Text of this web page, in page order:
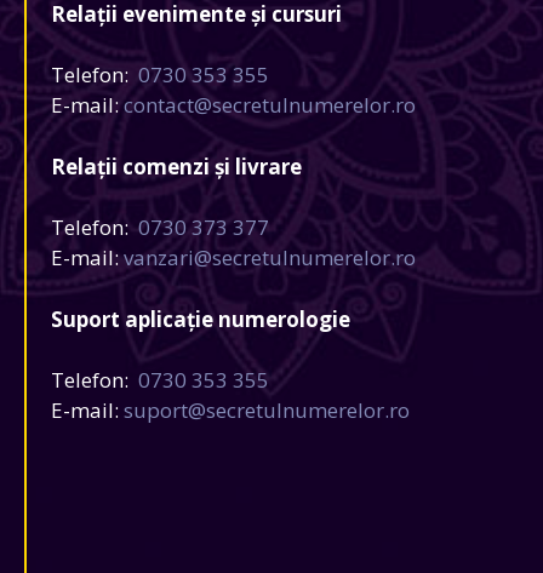
Relații evenimente și cursuri
Telefon: 0730 353 355
E-mail:contact@secretulnumerelor.ro
Relații comenzi și livrare
Telefon: 0730 373 377
E-mail:vanzari@secretulnumerelor.ro
Suport aplicație numerologie
Telefon: 0730 353 355
E-mail: suport@secretulnumerelor.ro